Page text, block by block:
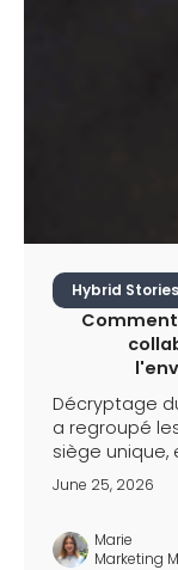
Hybrid Stories
Comment
Décryptage
a regroupé
siège
June 25, 2026
Marie
Marketing